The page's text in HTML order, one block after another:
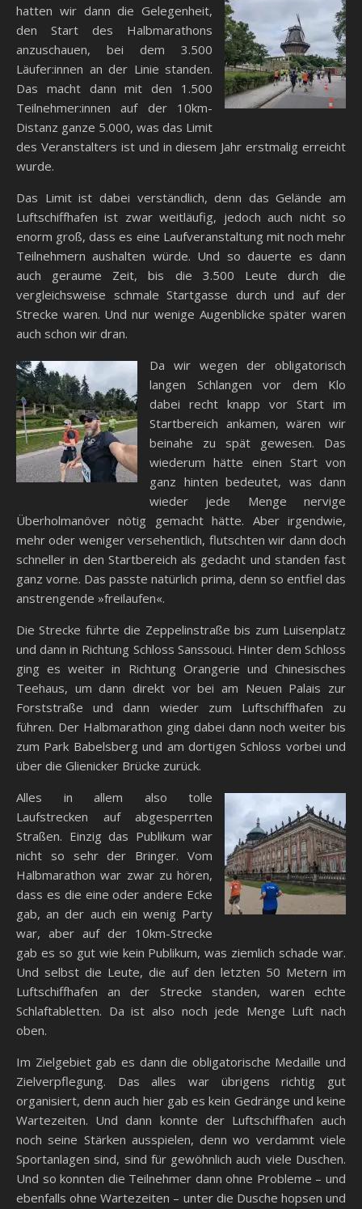
hatten wir dann die Gelegenheit,
den Start des Halbmarathons
anzuschauen, bei dem 3.500
Läufer:innen an der Linie standen.
Das macht dann mit den 1.500
Teilnehmer:innen auf der 10km-
Distanz ganze 5.000, was das Limit
des Veranstalters ist und in diesem Jahr erstmalig erreicht
wurde.
Das Limit ist dabei verständlich, denn das Gelände am
Luftschiffhafen ist zwar weitläufig, jedoch auch nicht so
enorm groß, dass es eine Laufveranstaltung mit noch mehr
Teilnehmern aushalten würde. Und so dauerte es dann
auch geraume Zeit, bis die 3.500 Leute durch die
vergleichsweise schmale Startgasse durch und auf der
Strecke waren. Und nur wenige Augenblicke später waren
auch schon wir dran.
Da wir wegen der obligatorisch
langen Schlangen vor dem Klo
dabei recht knapp vor Start im
Startbereich ankamen, wären wir
beinahe zu spät gewesen. Das
wiederum hätte einen Start von
ganz hinten bedeutet, was dann
wieder jede Menge nervige
Überholmanöver nötig gemacht hätte. Aber irgendwie,
mehr oder weniger versehentlich, flutschten wir dann doch
schneller in den Startbereich als gedacht und standen fast
ganz vorne. Das passte natürlich prima, denn so entfiel das
anstrengende »freilaufen«.
Die Strecke führte die Zeppelinstraße bis zum Luisenplatz
und dann in Richtung Schloss Sanssouci. Hinter dem Schloss
ging es weiter in Richtung Orangerie und Chinesisches
Teehaus, um dann direkt vor bei am Neuen Palais zur
Forststraße und dann wieder zum Luftschiffhafen zu
führen. Der Halbmarathon ging dabei dann noch weiter bis
zum Park Babelsberg und am dortigen Schloss vorbei und
über die Glienicker Brücke zurück.
Alles in allem also tolle
Laufstrecken auf abgesperrten
Straßen. Einzig das Publikum war
nicht so sehr der Bringer. Vom
Halbmarathon war zwar zu hören,
dass es die eine oder andere Ecke
gab, an der auch ein wenig Party
war, aber auf der 10km-Strecke
gab es so gut wie kein Publikum, was ziemlich schade war.
Und selbst die Leute, die auf den letzten 50 Metern im
Luftschiffhafen an der Strecke standen, waren echte
Schlaftabletten. Da ist also noch jede Menge Luft nach
oben.
Im Zielgebiet gab es dann die obligatorische Medaille und
Zielverpflegung. Das alles war übrigens richtig gut
organisiert, denn auch hier gab es kein Gedränge und keine
Wartezeiten. Und dann konnte der Luftschiffhafen auch
noch seine Stärken ausspielen, denn wo verdammt viele
Sportanlagen sind, sind für gewöhnlich auch viele Duschen.
Und so konnten die Teilnehmer dann ohne Probleme – und
ebenfalls ohne Wartezeiten – unter die Dusche hopsen und